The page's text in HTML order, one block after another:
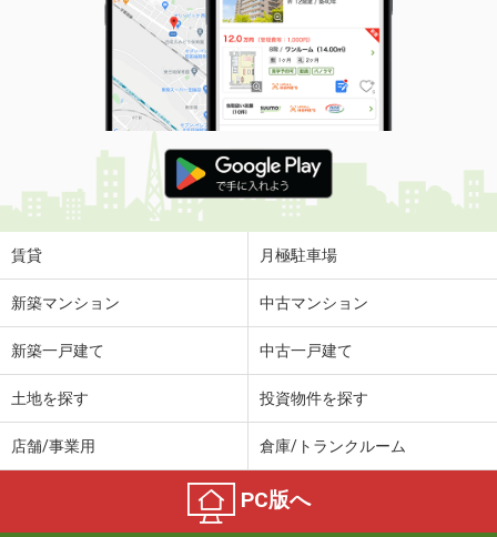
賃貸 月極駐車場
新築マンション 中古マンション
新築一戸建て 中古一戸建て
土地を探す 投資物件を探す
店舗/事業用 倉庫/トランクルーム
PC版へ